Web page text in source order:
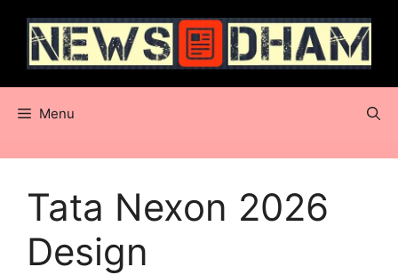
content
Menu
Tata Nexon 2026
Design